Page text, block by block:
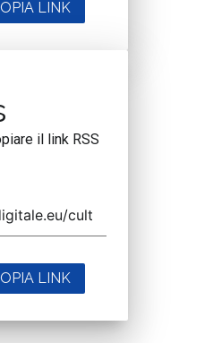
LINK
il link RSS
LINK